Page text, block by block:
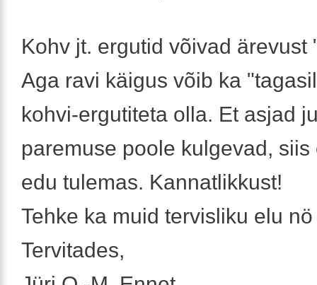
Kohv jt. ergutid võivad ärevust
Aga ravi käigus võib ka
kohvi-ergutiteta olla. Et asjad
paremuse poole kulgevad, siis
edu tulemas. Kannatlikkust!
Tehke ka muid tervisliku elu
Tervitades,